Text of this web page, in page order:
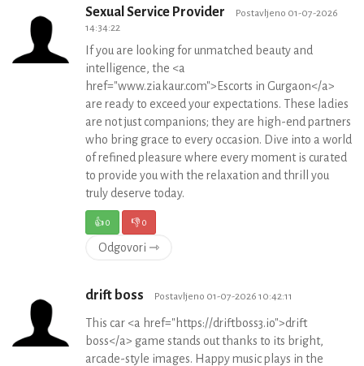
Sexual Service Provider
Postavljeno 01-07-2026
14:34:22
If you are looking for unmatched beauty and
intelligence, the <a
href="www.ziakaur.com">Escorts in Gurgaon</a>
are ready to exceed your expectations. These ladies
are not just companions; they are high-end partners
who bring grace to every occasion. Dive into a world
of refined pleasure where every moment is curated
to provide you with the relaxation and thrill you
truly deserve today.
👍0 👎0
Odgovori ⇾
drift boss Postavljeno 01-07-2026 10:42:11
This car <a href="https://driftboss3.io">drift
boss</a> game stands out thanks to its bright,
arcade-style images. Happy music plays in the